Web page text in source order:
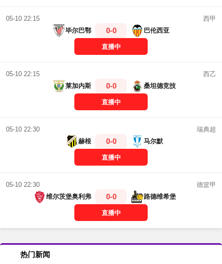
05-10 22:15
西甲
毕尔巴鄂
0-0 巴伦西亚
直播中
05-10 22:15
西乙
莱加内斯
0-0 桑坦德竞技
直播中
05-10 22:30
瑞典超
赫根
0-0 马尔默
直播中
05-10 22:30
德篮甲
维尔茨堡奥利弗
0-0 路德维希堡
直播中
热门新闻